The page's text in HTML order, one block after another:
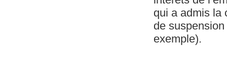
qui a admis la
de
exemple).